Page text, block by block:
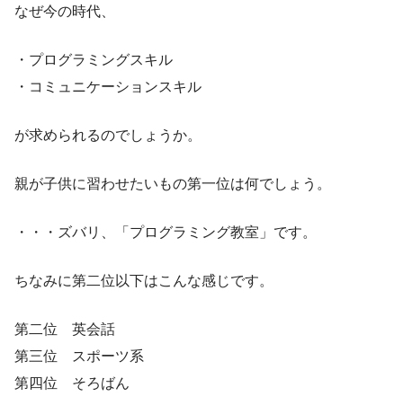
なぜ今の時代、
・プログラミングスキル
・コミュニケーションスキル
が求められるのでしょうか。
親が子供に習わせたいもの第一位は何でしょう。
・・・ズバリ、「プログラミング教室」です。
ちなみに第二位以下はこんな感じです。
第二位 英会話
第三位 スポーツ系
第四位 そろばん